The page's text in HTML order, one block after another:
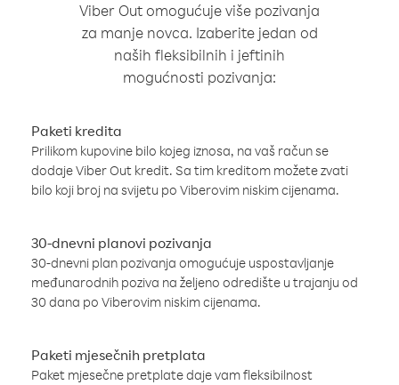
Viber Out omogućuje više pozivanja
za manje novca. Izaberite jedan od
naših fleksibilnih i jeftinih
mogućnosti pozivanja:
Paketi kredita
Prilikom kupovine bilo kojeg iznosa, na vaš račun se
dodaje Viber Out kredit. Sa tim kreditom možete zvati
bilo koji broj na svijetu po Viberovim niskim cijenama.
30-dnevni planovi pozivanja
30-dnevni plan pozivanja omogućuje uspostavljanje
međunarodnih poziva na željeno odredište u trajanju od
30 dana po Viberovim niskim cijenama.
Paketi mjesečnih pretplata
Paket mjesečne pretplate daje vam fleksibilnost